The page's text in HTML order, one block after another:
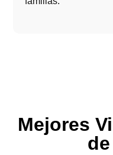
Mejores